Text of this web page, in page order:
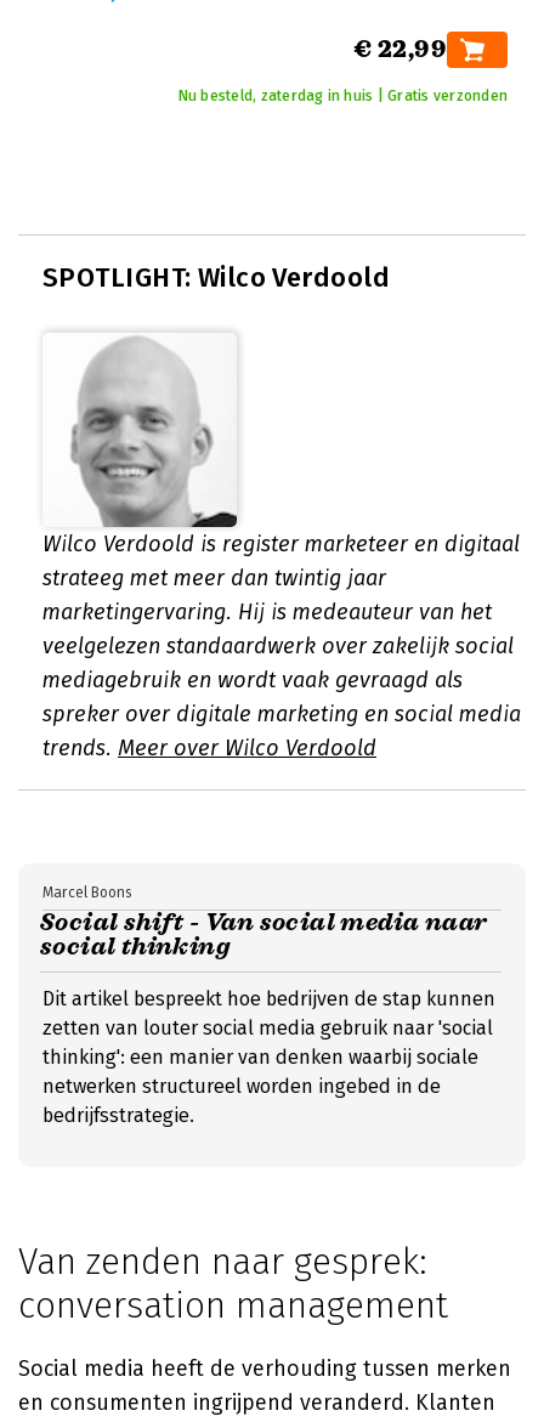
€ 22,99
Nu besteld, zaterdag in huis | Gratis verzonden
SPOTLIGHT: Wilco Verdoold
Wilco Verdoold is register marketeer en digitaal
strateeg met meer dan twintig jaar
marketingervaring. Hij is medeauteur van het
veelgelezen standaardwerk over zakelijk social
mediagebruik en wordt vaak gevraagd als
spreker over digitale marketing en social media
trends. Meer over Wilco Verdoold
Social shift - Van social media naar
social thinking
Marcel Boons
Dit artikel bespreekt hoe bedrijven de stap kunnen
zetten van louter social media gebruik naar 'social
thinking': een manier van denken waarbij sociale
netwerken structureel worden ingebed in de
bedrijfsstrategie.
Van zenden naar gesprek:
conversation management
Social media heeft de verhouding tussen merken
en consumenten ingrijpend veranderd. Klanten